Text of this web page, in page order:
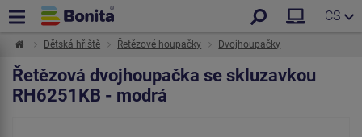
CS
Dětská hřiště Řetězové houpačky Dvojhoupačky
Řetězová dvojhoupačka se skluzavkou
RH6251KB - modrá